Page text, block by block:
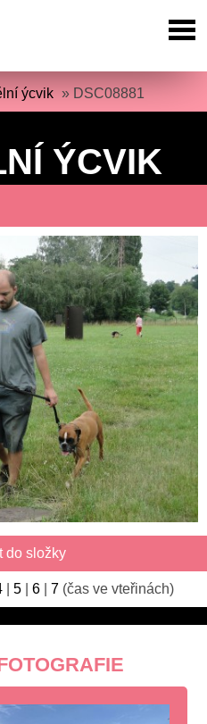
ýcvik » DSC08881
ÝCVIK
do složky
5 6 7 (čas ve vteřinách)